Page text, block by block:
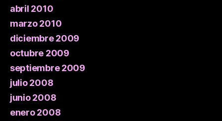
abril 2010
marzo 2010
diciembre 2009
octubre 2009
septiembre 2009
julio 2008
junio 2008
enero 2008